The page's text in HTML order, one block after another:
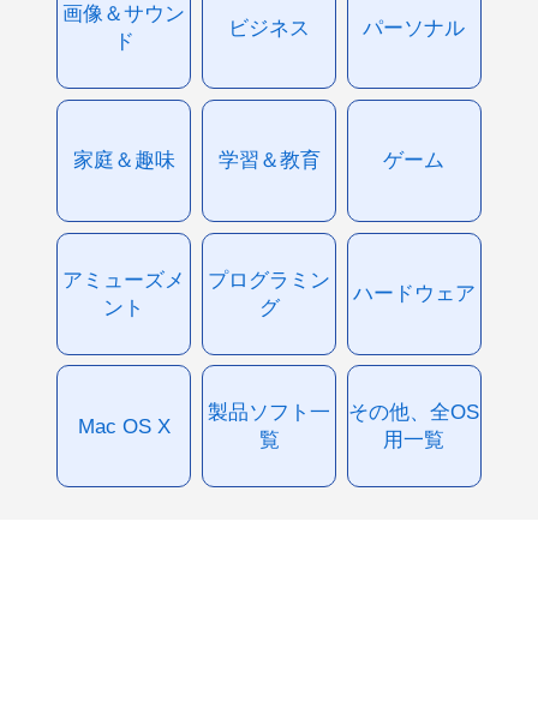
画像＆サウン
ド
ビジネス パーソナル
家庭＆趣味 学習＆教育 ゲーム
アミューズメ
ント
プログラミン
グ
ハードウェア
Mac OS X
製品ソフト一
覧
その他、全OS
用一覧